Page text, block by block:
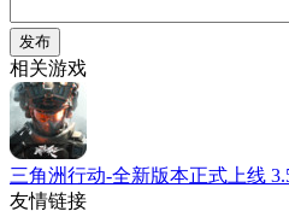
发布
相关游戏
三角洲行动-全新版本正式上线
友情链接